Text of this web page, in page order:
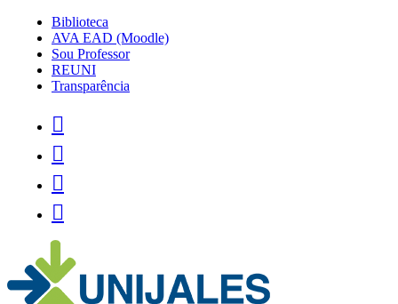
Biblioteca
AVA EAD (Moodle)
Sou Professor
REUNI
Transparência



